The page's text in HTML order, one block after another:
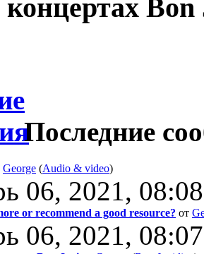
Последние
George (Audio & video)
06, 2021,
or recommend a good resource? от
06, 2021,